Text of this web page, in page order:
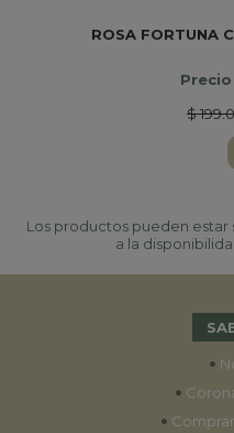
ROSA FORTUNA
Precio
$
Los productos pueden estar
a la
•
•
•